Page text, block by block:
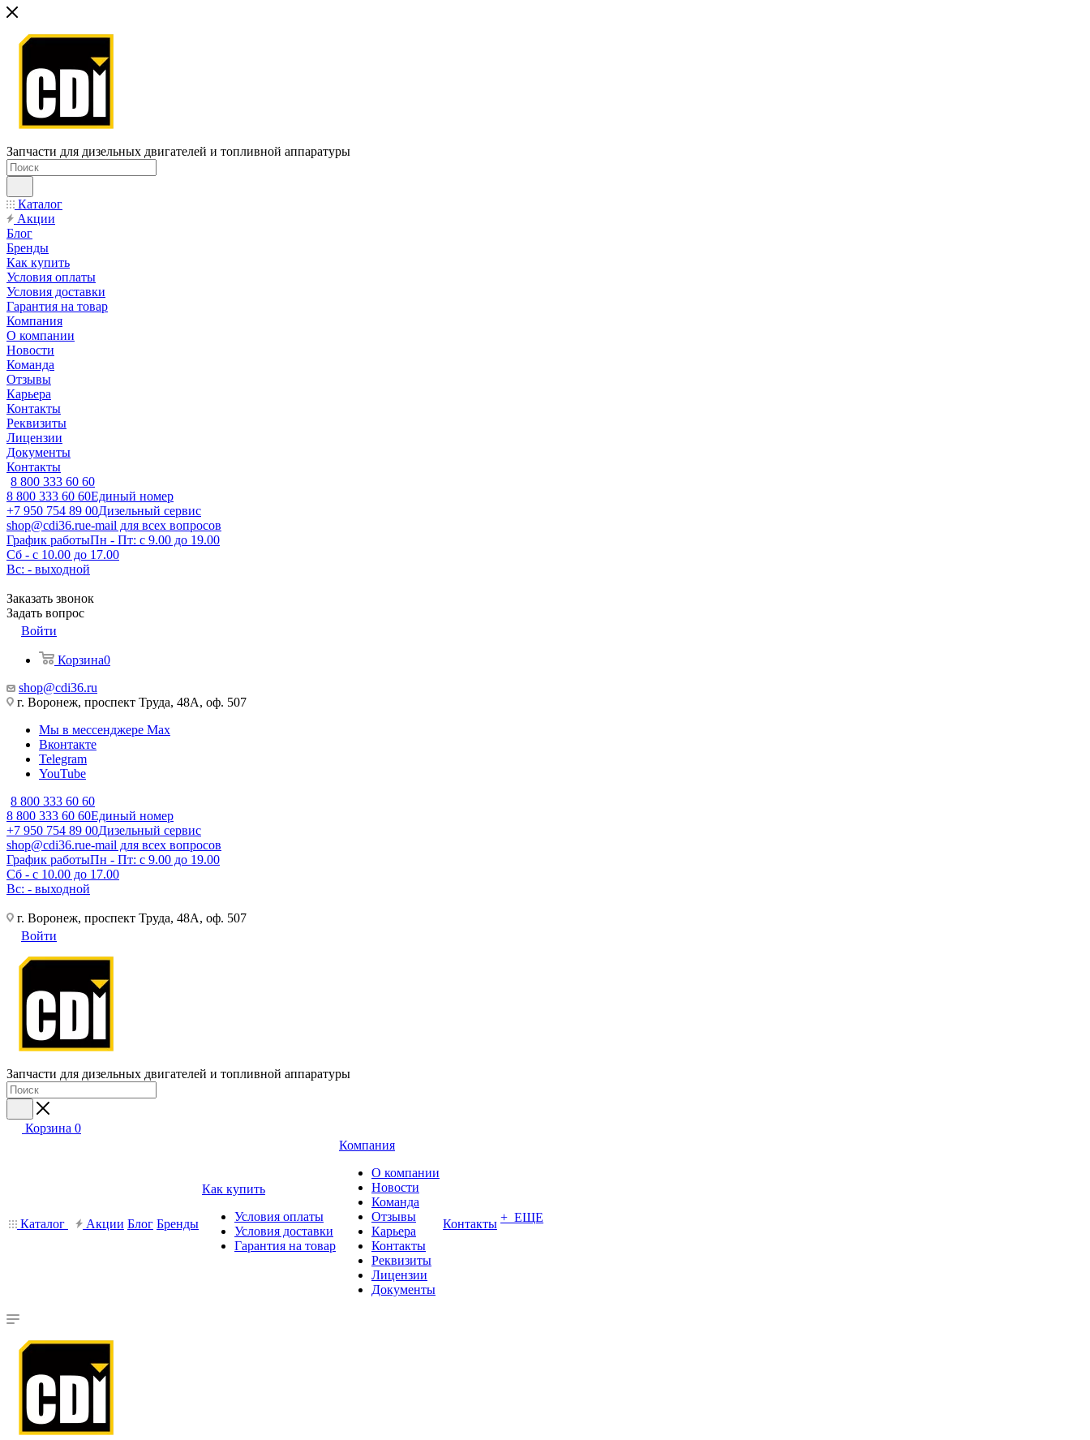
Запчасти для дизельных двигателей и топливной аппаратуры
Каталог
Акции
Блог
Бренды
Как купить
Условия оплаты
Условия доставки
Гарантия на товар
Компания
О компании
Новости
Команда
Отзывы
Карьера
Контакты
Реквизиты
Лицензии
Документы
Контакты
8 800 333 60 60
8 800 333 60 60Единый номер
+7 950 754 89 00Дизельный сервис
shop@cdi36.rue-mail для всех вопросов
График работыПн - Пт: с 9.00 до 19.00
Сб - с 10.00 до 17.00
Вс: - выходной
Заказать звонок
Задать вопрос
Войти
Корзина0
shop@cdi36.ru
г. Воронеж, проспект Труда, 48А, оф. 507
Мы в мессенджере Max
Вконтакте
Telegram
YouTube
8 800 333 60 60
8 800 333 60 60Единый номер
+7 950 754 89 00Дизельный сервис
shop@cdi36.rue-mail для всех вопросов
График работыПн - Пт: с 9.00 до 19.00
Сб - с 10.00 до 17.00
Вс: - выходной
г. Воронеж, проспект Труда, 48А, оф. 507
Войти
Запчасти для дизельных двигателей и топливной аппаратуры
Корзина 0
Каталог Акции Блог Бренды
Как купить
Условия оплаты
Условия доставки
Гарантия на товар
Компания
О компании
Новости
Команда
Отзывы
Карьера
Контакты
Реквизиты
Лицензии
Документы
Контакты + ЕЩЕ